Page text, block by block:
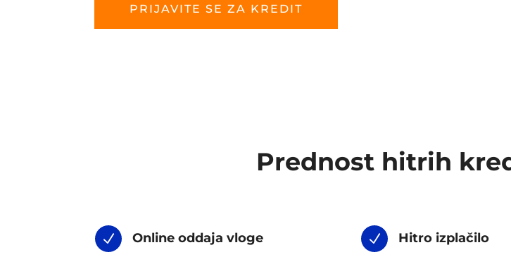
PRIJAVITE SE ZA KREDIT
Prednost hitrih
N Online oddaja vloge N Hitro izplačilo